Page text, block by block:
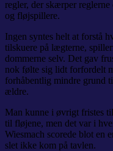
regler, der skærper
og fløjspillere.
Ingen syntes helt at forstå
tilskuere på lægterne,
dommerne selv. Det gav
nok følte sig lidt forfordelt
forhåbentlig mindre grund
ældre.
Man kunne i øvrigt fristes
til fløjene, men det var i
Wiesmach scorede blot en
slet ikke kom på tavlen.